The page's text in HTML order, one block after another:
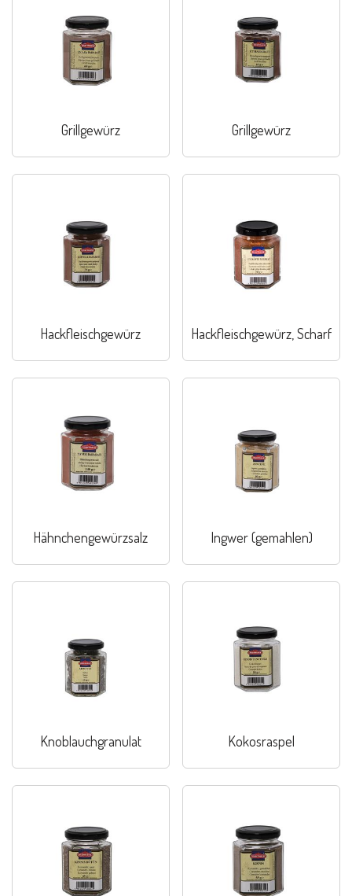
Grillgewürz Grillgewürz
Hackfleischgewürz Hackfleischgewürz, Scharf
Hähnchengewürzsalz Ingwer (gemahlen)
Knoblauchgranulat Kokosraspel